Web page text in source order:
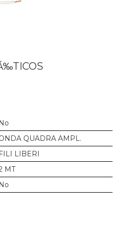
No
QUADRA AMPL.
FILI LIBERI
MT
No